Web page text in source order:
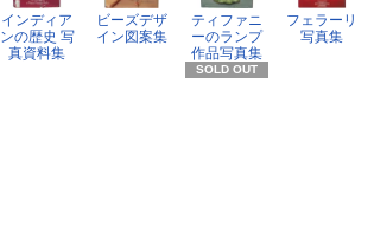
インディア
ンの歴史 写
真資料集
ビーズデザ
イン図案集
ティファニ
ーのランプ
作品写真集
SOLD OUT
フェラーリ
写真集